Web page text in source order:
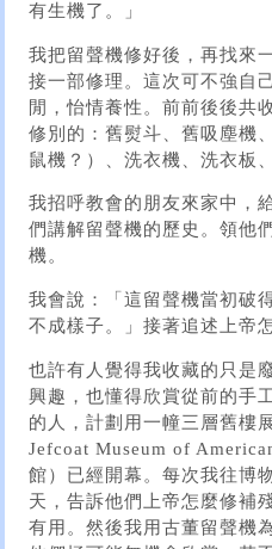
有生機了。」
我把留聲機修好後，再找來
接一部修理。這次可不強自
閒，怡情養性。前前後後共
修別的：舊熨斗、舊吸塵機
鼠機？）、洗衣機、洗衣板
我招呼教會的朋友來家中，
們講解留聲機的歷史。領他
機。
我會說：「這留聲機當初破
不成樣子。」接著追述上帝
也許有人覺得我收藏的只是
興趣，也懂得欣賞從前的手
的人，計劃用一幢三層舊樓
Jefcoat Museum of
館）已經開幕。每次我往博
天，告訴他們上帝怎麼修補
有用。然後我用古董留聲機